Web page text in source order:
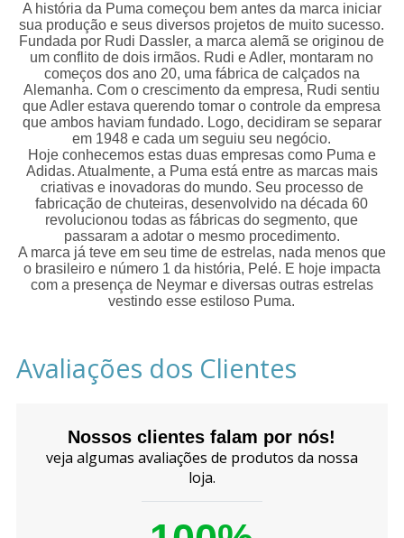
A história da Puma começou bem antes da marca iniciar
sua produção e seus diversos projetos de muito sucesso.
Fundada por Rudi Dassler, a marca alemã se originou de
um conflito de dois irmãos. Rudi e Adler, montaram no
começos dos ano 20, uma fábrica de calçados na
Alemanha. Com o crescimento da empresa, Rudi sentiu
que Adler estava querendo tomar o controle da empresa
que ambos haviam fundado. Logo, decidiram se separar
em 1948 e cada um seguiu seu negócio.
Hoje conhecemos estas duas empresas como Puma e
Adidas. Atualmente, a Puma está entre as marcas mais
criativas e inovadoras do mundo. Seu processo de
fabricação de chuteiras, desenvolvido na década 60
revolucionou todas as fábricas do segmento, que
passaram a adotar o mesmo procedimento.
A marca já teve em seu time de estrelas, nada menos que
o brasileiro e número 1 da história, Pelé. E hoje impacta
com a presença de Neymar e diversas outras estrelas
vestindo esse estiloso Puma.
Avaliações dos Clientes
Nossos clientes falam por nós!
veja algumas avaliações de produtos da nossa
loja.